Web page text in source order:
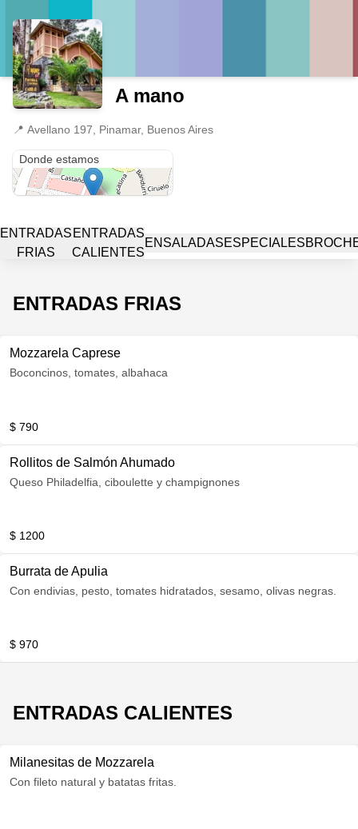
A mano
📍 Avellano 197, Pinamar, Buenos Aires
Donde estamos
ENTRADAS
FRIAS
ENTRADAS
CALIENTES
ENSALADASESPECIALES
ENTRADAS FRIAS
Mozzarela Caprese
Boconcinos, tomates, albahaca
$ 790
Rollitos de Salmón Ahumado
Queso Philadelfia, ciboulette y champignones
$ 1200
Burrata de Apulia
Con endivias, pesto, tomates hidratados, sesamo, olivas negras.
$ 970
ENTRADAS CALIENTES
Milanesitas de Mozzarela
Con fileto natural y batatas fritas.